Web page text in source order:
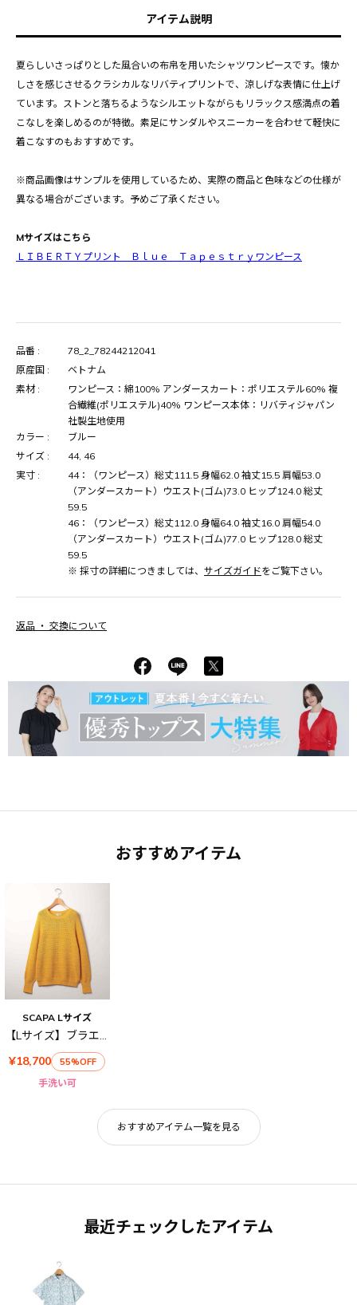
アイテム説明
夏らしいさっぱりとした風合いの布帛を用いたシャツワンピースです。懐か
しさを感じさせるクラシカルなリバティプリントで、涼しげな表情に仕上げ
ています。ストンと落ちるようなシルエットながらもリラックス感満点の着
こなしを楽しめるのが特徴。素足にサンダルやスニーカーを合わせて軽快に
着こなすのもおすすめです。
※商品画像はサンプルを使用しているため、実際の商品と色味などの仕様が
異なる場合がございます。予めご了承ください。
Mサイズはこちら
ＬＩＢＥＲＴＹプリント Ｂｌｕｅ Ｔａｐｅｓｔｒｙワンピース
品番 :
78_2_78244212041
原産国 :
ベトナム
素材 :
ワンピース：綿100% アンダースカート：ポリエステル60% 複
合繊維(ポリエステル)40% ワンピース本体：リバティジャパン
社製生地使用
カラー :
ブルー
サイズ :
44, 46
実寸 :
44：（ワンピース）総丈111.5 身幅62.0 袖丈15.5 肩幅53.0
（アンダースカート）ウエスト(ゴム)73.0 ヒップ124.0 総丈
59.5
46：（ワンピース）総丈112.0 身幅64.0 袖丈16.0 肩幅54.0
（アンダースカート）ウエスト(ゴム)77.0 ヒップ128.0 総丈
59.5
※ 採寸の詳細につきましては、 サイズガイドをご覧下さい。
返品 ・ 交換について
おすすめアイテム
SCAPA Lサイズ
【Lサイズ】ブラエクホールニット
¥18,700
55%OFF
手洗い可
おすすめアイテム一覧を見る
最近チェックしたアイテム